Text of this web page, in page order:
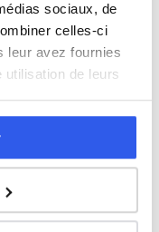
sociaux, de
celles-ci
leur avez fournies
de leurs
à Rombas
partenaire
→